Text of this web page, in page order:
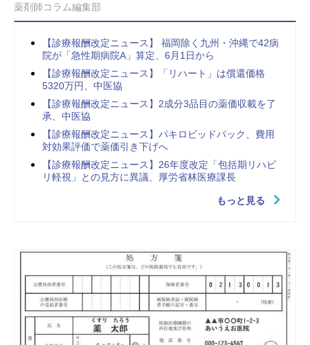
薬剤師コラム編集部
【診療報酬改定ニュース】 福岡除く九州・沖縄で42病
院が「急性期病院A」算定、6月1日から
【診療報酬改定ニュース】「リハート」は償還価格
5320万円、中医協
【診療報酬改定ニュース】2成分3品目の薬価収載を了
承、中医協
【診療報酬改定ニュース】パキロビッドパック、費用
対効果評価で薬価引き下げへ
【診療報酬改定ニュース】26年度改定「包括期リハビ
リ軽視」との見方に異議、厚労省林医療課長
もっと見る